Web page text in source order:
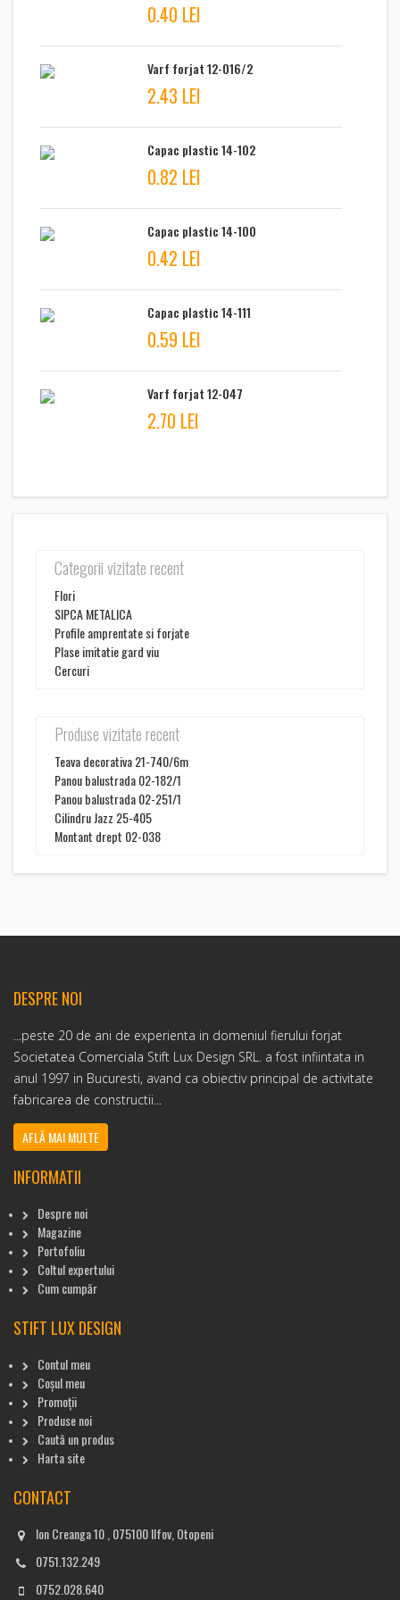
0.40 LEI
Varf forjat 12-016/2
2.43 LEI
Capac plastic 14-102
0.82 LEI
Capac plastic 14-100
0.42 LEI
Capac plastic 14-111
0.59 LEI
Varf forjat 12-047
2.70 LEI
Categorii vizitate recent
Flori
SIPCA METALICA
Profile amprentate si forjate
Plase imitatie gard viu
Cercuri
Produse vizitate recent
Teava decorativa 21-740/6m
Panou balustrada 02-182/1
Panou balustrada 02-251/1
Cilindru Jazz 25-405
Montant drept 02-038
DESPRE NOI
...peste 20 de ani de experienta in domeniul fierului forjat
Societatea Comerciala Stift Lux Design SRL. a fost infiintata in
anul 1997 in Bucuresti, avand ca obiectiv principal de activitate
fabricarea de constructii...
AFLĂ MAI MULTE
INFORMATII
Despre noi
Magazine
Portofoliu
Coltul expertului
Cum cumpăr
STIFT LUX DESIGN
Contul meu
Coșul meu
Promoții
Produse noi
Caută un produs
Harta site
CONTACT
Ion Creanga 10 , 075100 Ilfov, Otopeni
0751.132.249
0752.028.640